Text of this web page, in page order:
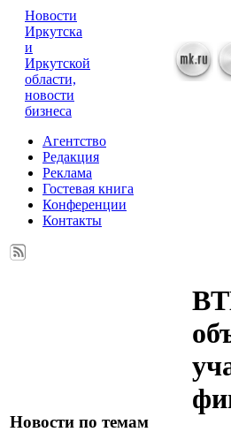
Новости
Иркутска
и
Иркутской
области,
новости
бизнеса
Агентство
Редакция
Реклама
Гостевая книга
Конференции
Контакты
Новости по темам